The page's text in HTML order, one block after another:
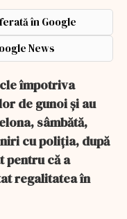
în Google
News
împotriva
de gunoi și au
sâmbătă,
cu poliția, după
pentru că a
regalitatea în